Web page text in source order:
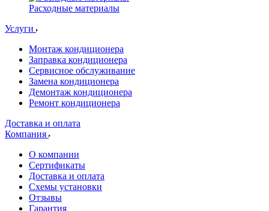
Расходные материалы
Услуги
Монтаж кондиционера
Заправка кондиционера
Сервисное обслуживание
Замена кондиционера
Демонтаж кондиционера
Ремонт кондиционера
Доставка и оплата
Компания
О компании
Сертификаты
Доставка и оплата
Схемы установки
Отзывы
Гарантия